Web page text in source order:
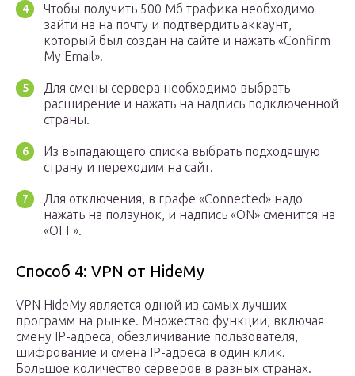
Чтобы получить 500 Мб трафика необходимо
зайти на на почту и подтвердить аккаунт,
который был создан на сайте и нажать «Confirm
My Email».
Для смены сервера необходимо выбрать
расширение и нажать на надпись подключенной
страны.
Из выпадающего списка выбрать подходящую
страну и переходим на сайт.
Для отключения, в графе «Connected» надо
нажать на ползунок, и надпись «ON» сменится на
«OFF».
Способ 4: VPN от HideMy
VPN HideMy является одной из самых лучших
программ на рынке. Множество функции, включая
смену IP-адреса, обезличивание пользователя,
шифрование и смена IP-адреса в один клик.
Большое количество серверов в разных странах.